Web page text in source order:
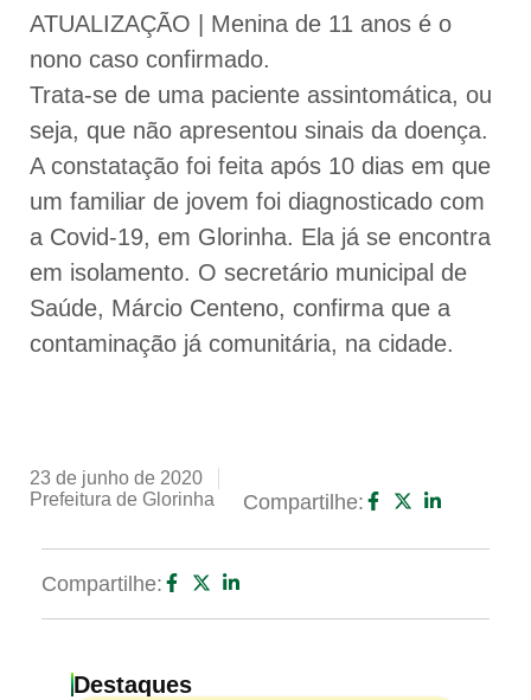
ATUALIZAÇÃO | Menina de 11 anos é o
nono caso confirmado.
Trata-se de uma paciente assintomática, ou
seja, que não apresentou sinais da doença.
A constatação foi feita após 10 dias em que
um familiar de jovem foi diagnosticado com
a Covid-19, em Glorinha. Ela já se encontra
em isolamento. O secretário municipal de
Saúde, Márcio Centeno, confirma que a
contaminação já comunitária, na cidade.
23 de junho de 2020
Prefeitura de Glorinha
Compartilhe:
Compartilhe:
Destaques